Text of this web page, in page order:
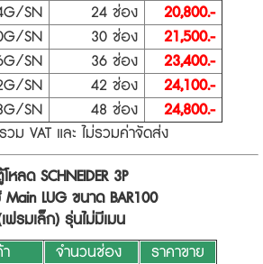
SN 24 ช่อง
20,800.-
SN 30 ช่อง
21,500.-
SN 36 ช่อง
23,400.-
SN 42 ช่อง
24,100.-
SN 48 ช่อง
24,800.-
วม VAT และ ไม่รวมค่าจัดส่ง
หลด SCHNEIDER 3P
Main LUG ขนาด BAR100
ฟรมเล็ก) รุ่นไม่มีเมน
า
จำนวนช่อง
ราคาขาย